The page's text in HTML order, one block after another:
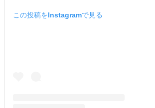
この投稿をInstagramで見る